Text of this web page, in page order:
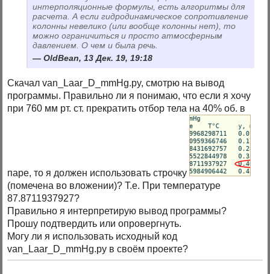
интерполяционные формулы, есть алгоритмы для
расчета. А если гидродинамическое сопротивление
колонны невелико (или вообще колонны нет), то
можно ограничиться и просто атмосферным
давлением. О чем и была речь.
OldBean, 13 Дек. 19, 19:18
Скачал van_Laar_D_mmHg.py, смотрю на вывод
программы. Правильно ли я понимаю, что если я хочу
при 760 мм рт. ст. прекратить отбор тела на 40% об. в
паре, то я должен использовать строчку
(помечена во вложении)? Т.е. При температуре
87.8711937927?
Правильно я интерпретирую вывод программы?
Прошу подтвердить или опровергнуть.
Могу ли я использовать исходный код
van_Laar_D_mmHg.py в своём проекте?